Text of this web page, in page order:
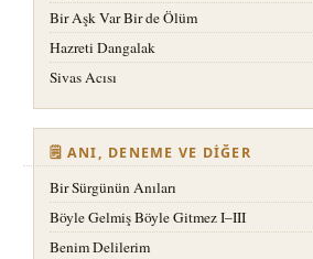
Bir Aşk Var Bir de Ölüm
Hazreti Dangalak
Sivas Acısı
🗒️ ANI, DENEME VE DIĞER
Bir Sürgünün Anıları
Böyle Gelmiş Böyle Gitmez I–III
Benim Delilerim